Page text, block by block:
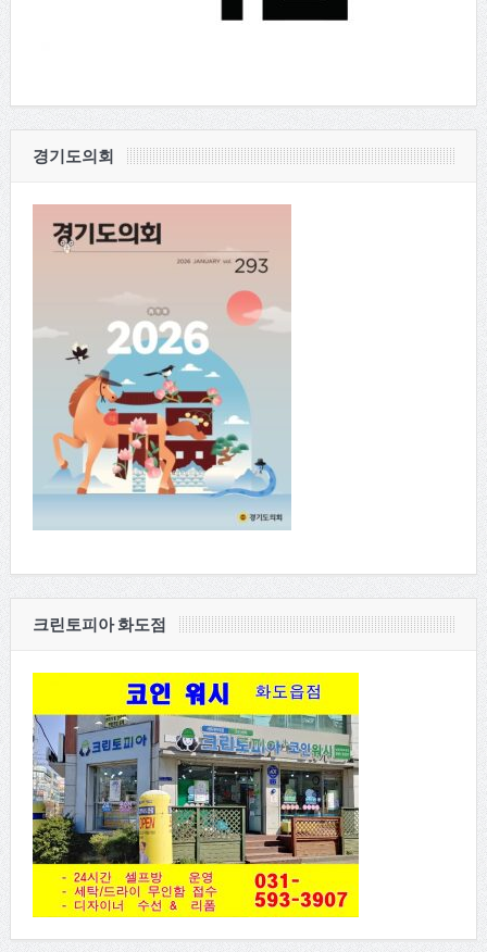
경기도의회
크린토피아 화도점